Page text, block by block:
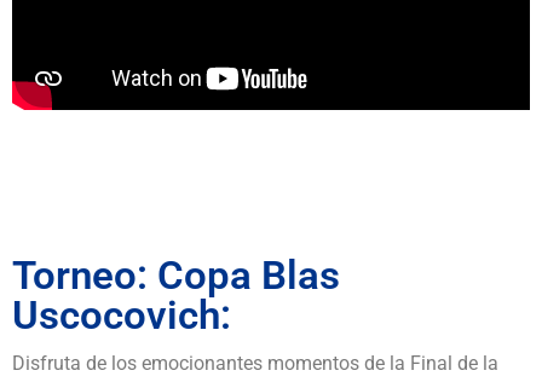
Torneo: Copa Blas
Uscocovich:
Disfruta de los emocionantes momentos de la Final de la